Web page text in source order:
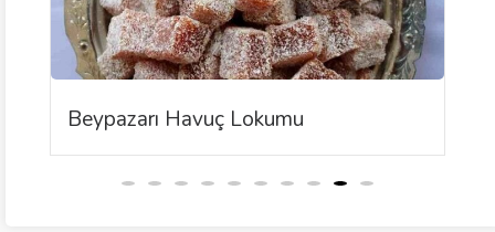
Beypazarı Havuç Lokumu